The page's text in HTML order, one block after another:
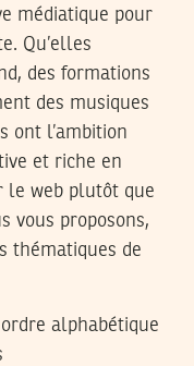
médiatique pour
Qu’elles
des formations
des musiques
ont l’ambition
et riche en
le web plutôt que
vous proposons,
thématiques de
alphabétique